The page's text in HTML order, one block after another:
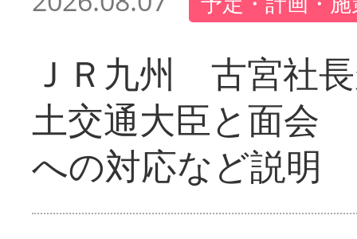
ＪＲ九州 古宮社
土交通大臣と面会
への対応など説明